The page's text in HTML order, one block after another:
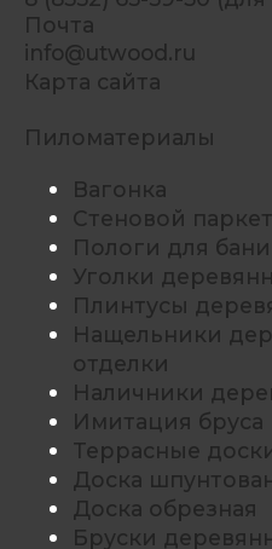
Почта
info@utwood.ru
Карта сайта
Пиломатериалы
Вагонка
Стеновой паркет
Пологи для бани
Уголки
Плинтусы
Нащельники
отделки
Наличники
Имитация бруса
Террасные
Доска
Доска обрезная
Бруски